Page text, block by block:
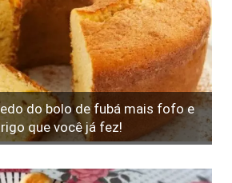
do bolo de fubá mais fofo e
que você já fez!